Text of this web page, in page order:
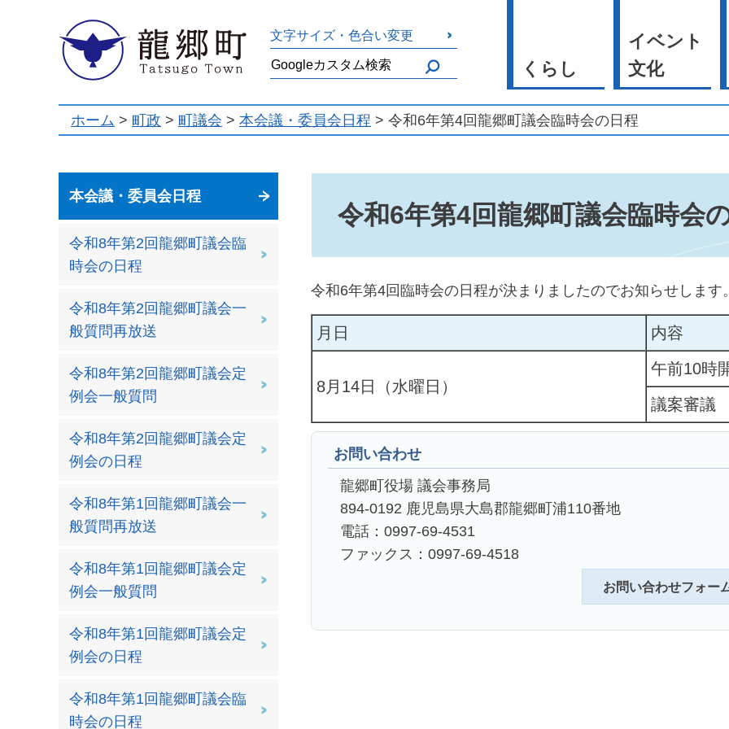
龍郷町 文字サイズ・色合い変更
くらし
イベント
文化
ホーム > 町政 > 町議会 > 本会議・委員会日程 > 令和6年第4回龍郷町議会臨時会の日程
本会議・委員会日程
令和8年第2回龍郷町議会臨
時会の日程
令和8年第2回龍郷町議会一
般質問再放送
令和8年第2回龍郷町議会定
例会一般質問
令和8年第2回龍郷町議会定
例会の日程
令和8年第1回龍郷町議会一
般質問再放送
令和8年第1回龍郷町議会定
例会一般質問
令和8年第1回龍郷町議会定
例会の日程
令和8年第1回龍郷町議会臨
時会の日程
令和6年第4回龍郷町議会臨時会
令和6年第4回臨時会の日程が決まりましたのでお知らせします
月日 内容
8月14日（水曜日）
午前10時
議案審議
お問い合わせ
龍郷町役場 議会事務局
894-0192 鹿児島県大島郡龍郷町浦110番地
電話：0997-69-4531
ファックス：0997-69-4518
お問い合わせフォー